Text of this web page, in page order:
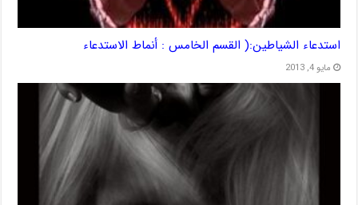
استدعاء الشياطين:( القسم الخامس : أنماط الاستدعاء
مايو 4, 2013